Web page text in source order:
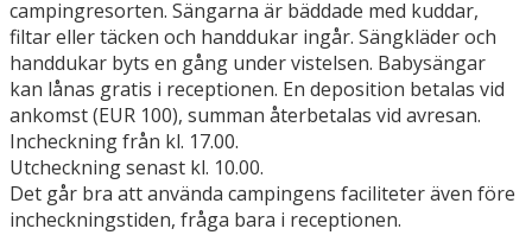
campingresorten. Sängarna är bäddade med kuddar,
filtar eller täcken och handdukar ingår. Sängkläder och
handdukar byts en gång under vistelsen. Babysängar
kan lånas gratis i receptionen. En deposition betalas vid
ankomst (EUR 100), summan återbetalas vid avresan.
Incheckning från kl. 17.00.
Utcheckning senast kl. 10.00.
Det går bra att använda campingens faciliteter även före
incheckningstiden, fråga bara i receptionen.